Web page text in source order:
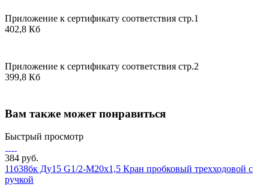
Приложение к сертификату соответствия стр.1
402,8 Кб
Приложение к сертификату соответствия стр.2
399,8 Кб
Вам также может понравиться
Быстрый просмотр
384 руб.
11б38бк Ду15 G1/2-М20х1,5 Кран пробковый трехходовой с
ручкой